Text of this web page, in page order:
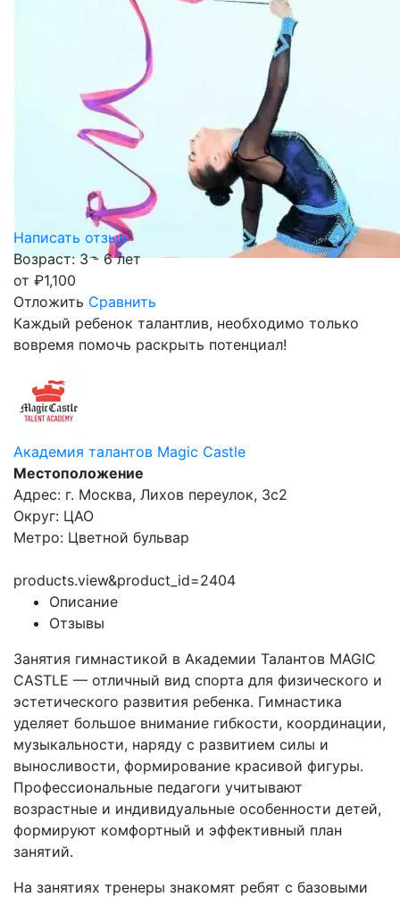
Написать отзыв
Возраст: 3 - 6 лет
от ₽1,100
Отложить Сравнить
Каждый ребенок талантлив, необходимо только
вовремя помочь раскрыть потенциал!
Академия талантов Magic Castle
Местоположение
Адрес: г. Москва, Лихов переулок, 3с2
Округ: ЦАО
Метро: Цветной бульвар
products.view&product_id=2404
Описание
Отзывы
Занятия гимнастикой в Академии Талантов MAGIC
CASTLE — отличный вид спорта для физического и
эстетического развития ребенка. Гимнастика
уделяет большое внимание гибкости, координации,
музыкальности, наряду с развитием силы и
выносливости, формирование красивой фигуры.
Профессиональные педагоги учитывают
возрастные и индивидуальные особенности детей,
формируют комфортный и эффективный план
занятий.
На занятиях тренеры знакомят ребят с базовыми